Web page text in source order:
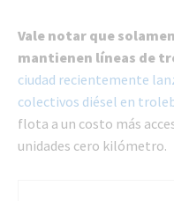
Vale notar que
mantienen líneas de
ciudad recientemente
colectivos diésel en
flota a un costo más
unidades cero kilómetro.